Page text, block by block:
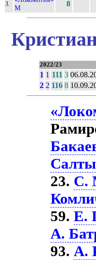
3.
М
8
2022/23
1 1 111 3
2 2 116 8
23. С.
59.Е.
А.
93.А.